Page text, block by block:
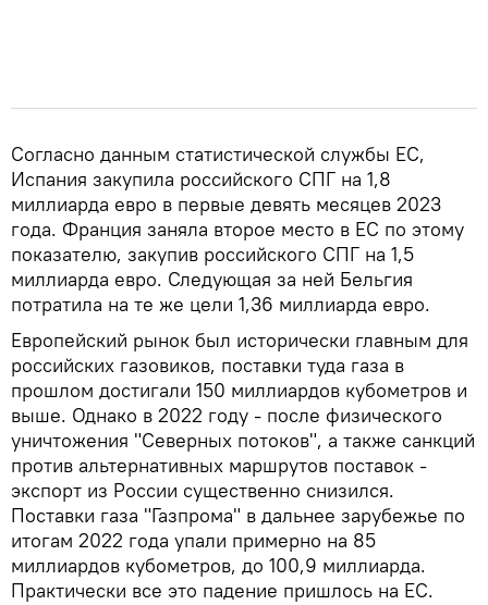
Согласно данным статистической службы ЕС,
Испания закупила российского СПГ на 1,8
миллиарда евро в первые девять месяцев 2023
года. Франция заняла второе место в ЕС по этому
показателю, закупив российского СПГ на 1,5
миллиарда евро. Следующая за ней Бельгия
потратила на те же цели 1,36 миллиарда евро.
Европейский рынок был исторически главным для
российских газовиков, поставки туда газа в
прошлом достигали 150 миллиардов кубометров и
выше. Однако в 2022 году - после физического
уничтожения "Северных потоков", а также санкций
против альтернативных маршрутов поставок -
экспорт из России существенно снизился.
Поставки газа "Газпрома" в дальнее зарубежье по
итогам 2022 года упали примерно на 85
миллиардов кубометров, до 100,9 миллиарда.
Практически все это падение пришлось на ЕС.